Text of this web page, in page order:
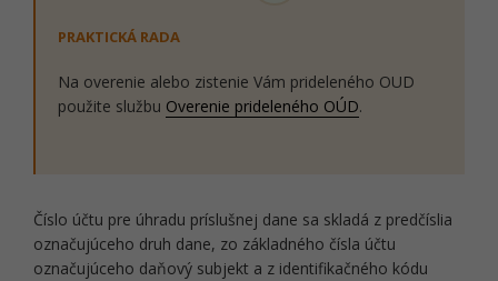
PRAKTICKÁ RADA
Na overenie alebo zistenie Vám prideleného OUD
použite službu Overenie prideleného OÚD.
Číslo účtu pre úhradu príslušnej dane sa skladá z predčíslia
označujúceho druh dane, zo základného čísla účtu
označujúceho daňový subjekt a z identifikačného kódu